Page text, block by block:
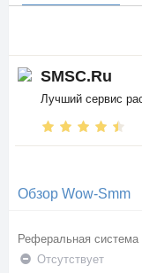
SMSC.Ru
Лучший сервис
Обзор Wow-Smm
Реферальная система
Отсутствует